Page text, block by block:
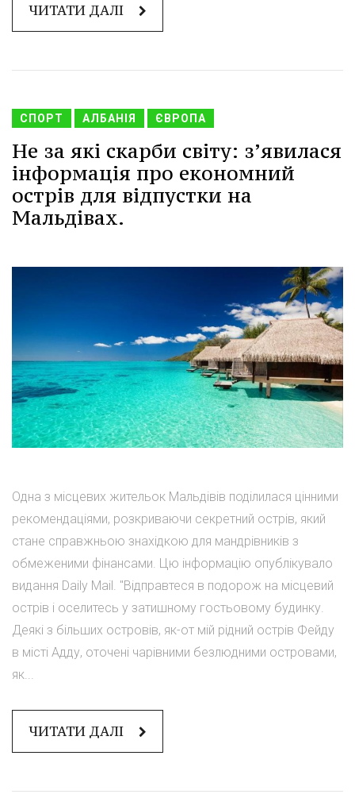
ЧИТАТИ ДАЛІ
СПОРТ АЛБАНІЯ ЄВРОПА
Не за які скарби світу: з’явилася
інформація про економний
острів для відпустки на
Мальдівах.
Одна з місцевих жительок Мальдівів поділилася цінними
рекомендаціями, розкриваючи секретний острів, який
стане справжньою знахідкою для мандрівників з
обмеженими фінансами. Цю інформацію опублікувало
видання Daily Mail. "Відправтеся в подорож на місцевий
острів і оселитесь у затишному гостьовому будинку.
Деякі з більших островів, як-от мій рідний острів Фейду
в місті Адду, оточені чарівними безлюдними островами,
як...
ЧИТАТИ ДАЛІ